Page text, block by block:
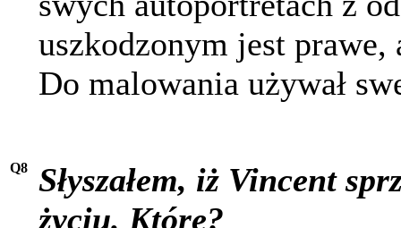
uszkodzonym jest
Do malowania używał
Q8
Słyszałem, iż Vincent
życiu. Które?